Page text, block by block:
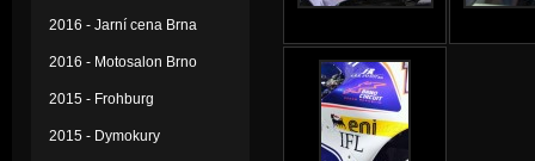
2016 - Jarní cena Brna
2016 - Motosalon Brno
2015 - Frohburg
2015 - Dymokury